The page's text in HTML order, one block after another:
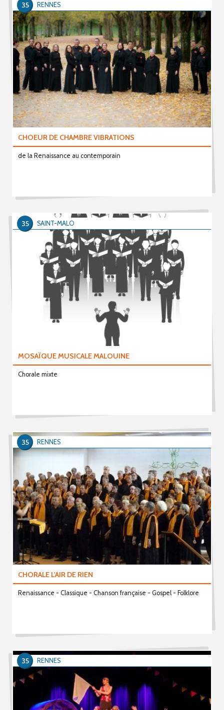
CHOEUR DE CHAMBRE VIBRATIONS
de la Renaissance au contemporain
RENNES
35
MOSAÏQUE MUSICALE MALOUINE
Chorale mixte
SAINT-MALO
35
CHORALE L'AIR DE RIEN
Renaissance - Classique - Chanson française - Gospel - Folklore
RENNES
35
RENNES
35